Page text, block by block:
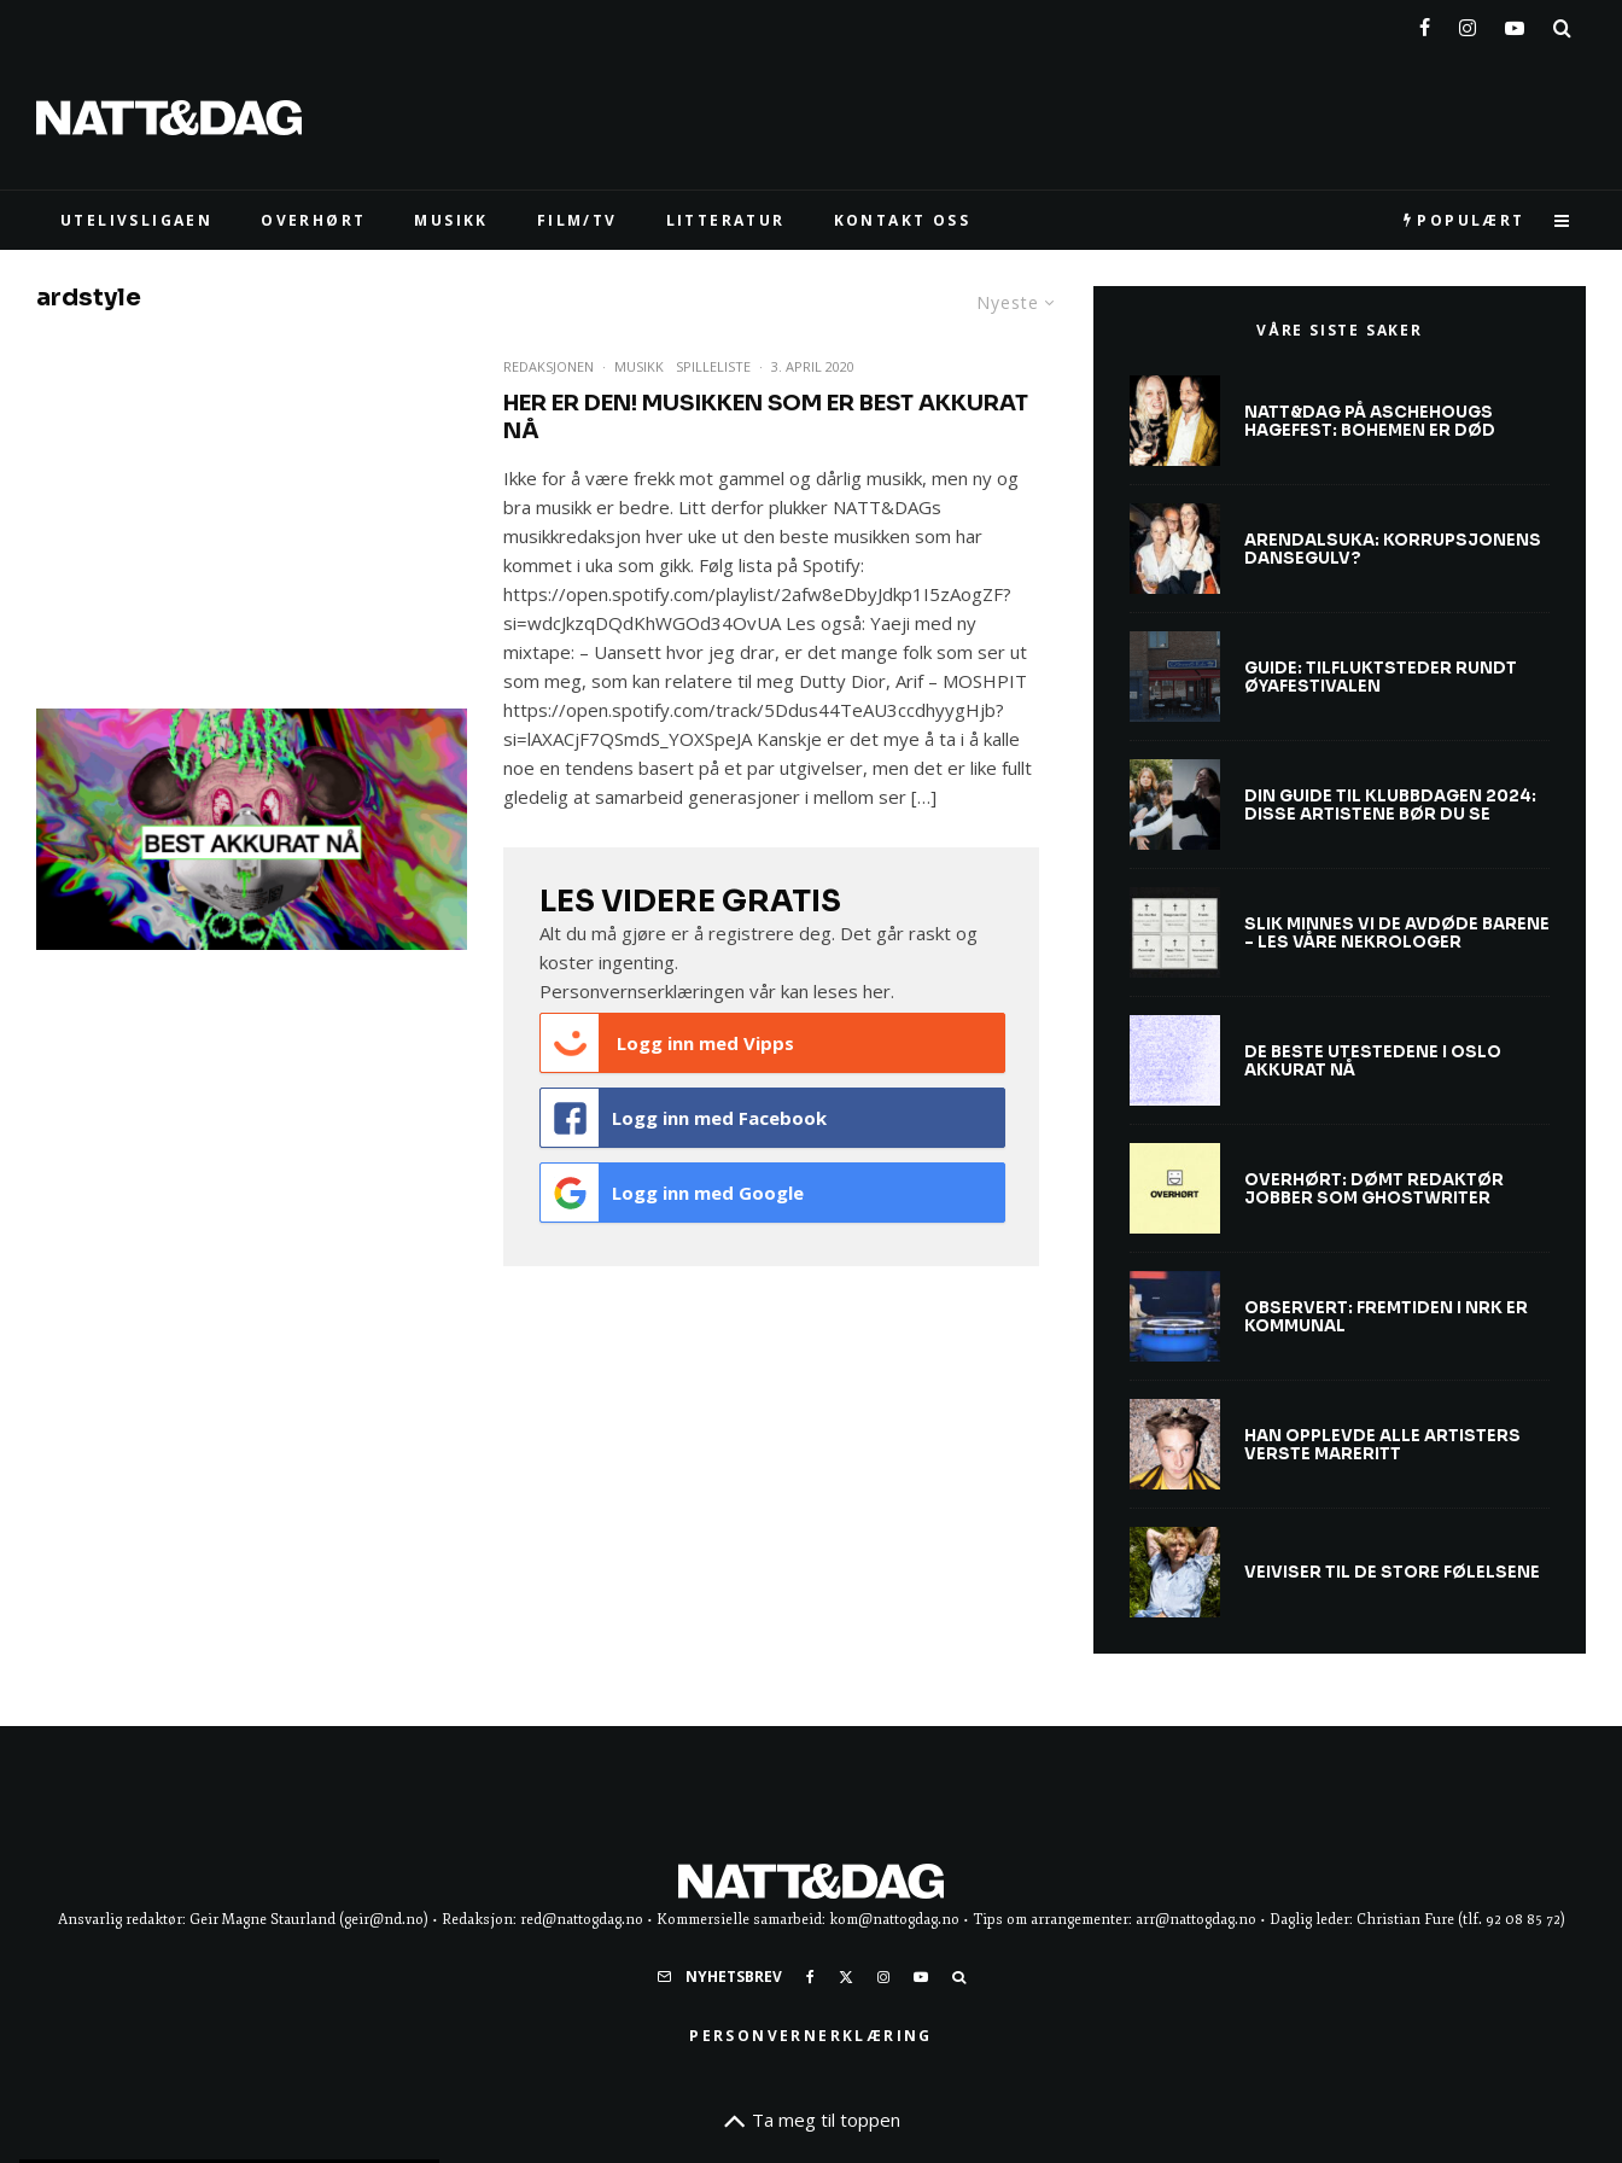
UTELIVSLIGAEN OVERHØRT MUSIKK FILM/TV LITTERATUR KONTAKT OSS POPULÆRT
Nyeste
ardstyle
REDAKSJONEN · MUSIKK SPILLELISTE · 3. APRIL 2020
HER ER DEN! MUSIKKEN SOM ER BEST AKKURAT
NÅ
Ikke for å være frekk mot gammel og dårlig musikk, men ny og
bra musikk er bedre. Litt derfor plukker NATT&DAGs
musikkredaksjon hver uke ut den beste musikken som har
kommet i uka som gikk. Følg lista på Spotify:
https://open.spotify.com/playlist/2afw8eDbyJdkp1I5zAogZF?
si=wdcJkzqDQdKhWGOd34OvUA Les også: Yaeji med ny
mixtape: – Uansett hvor jeg drar, er det mange folk som ser ut
som meg, som kan relatere til meg Dutty Dior, Arif – MOSHPIT
https://open.spotify.com/track/5Ddus44TeAU3ccdhyygHjb?
si=lAXACjF7QSmdS_YOXSpeJA Kanskje er det mye å ta i å kalle
noe en tendens basert på et par utgivelser, men det er like fullt
gledelig at samarbeid generasjoner i mellom ser […]
LES VIDERE GRATIS
Alt du må gjøre er å registrere deg. Det går raskt og
koster ingenting.
Personvernserklæringen vår kan lesesher.
Logg inn med Vipps
Logg inn med Facebook
Logg inn med Google
VÅRE SISTE SAKER
NATT&DAG PÅ ASCHEHOUGS
HAGEFEST: BOHEMEN ER DØD
ARENDALSUKA: KORRUPSJONENS
DANSEGULV?
GUIDE: TILFLUKTSTEDER RUNDT
ØYAFESTIVALEN
DIN GUIDE TIL KLUBBDAGEN 2024:
DISSE ARTISTENE BØR DU SE
SLIK MINNES VI DE AVDØDE BARENE
– LES VÅRE NEKROLOGER
DE BESTE UTESTEDENE I OSLO
AKKURAT NÅ
OVERHØRT: DØMT REDAKTØR
JOBBER SOM GHOSTWRITER
OBSERVERT: FREMTIDEN I NRK ER
KOMMUNAL
HAN OPPLEVDE ALLE ARTISTERS
VERSTE MARERITT
VEIVISER TIL DE STORE FØLELSENE
Ansvarlig redaktør: Geir Magne Staurland (geir@nd.no) • Redaksjon: red@nattogdag.no • Kommersielle samarbeid: kom@nattogdag.no • Tips om arrangementer: arr@nattogdag.no • Daglig leder: Christian Fure (tlf. 92 08 85 72)
NYHETSBREV
PERSONVERNERKLÆRING
Ta meg til toppen